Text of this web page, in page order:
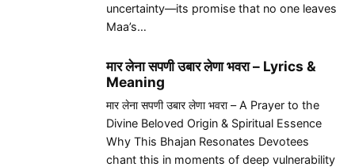
uncertainty—its promise that no one leaves
Maa’s…
मार लेना सपणी उबार लेणा भवरा – Lyrics &
Meaning
मार लेना सपणी उबार लेणा भवरा – A Prayer to the
Divine Beloved Origin & Spiritual Essence
Why This Bhajan Resonates Devotees
chant this in moments of deep vulnerability